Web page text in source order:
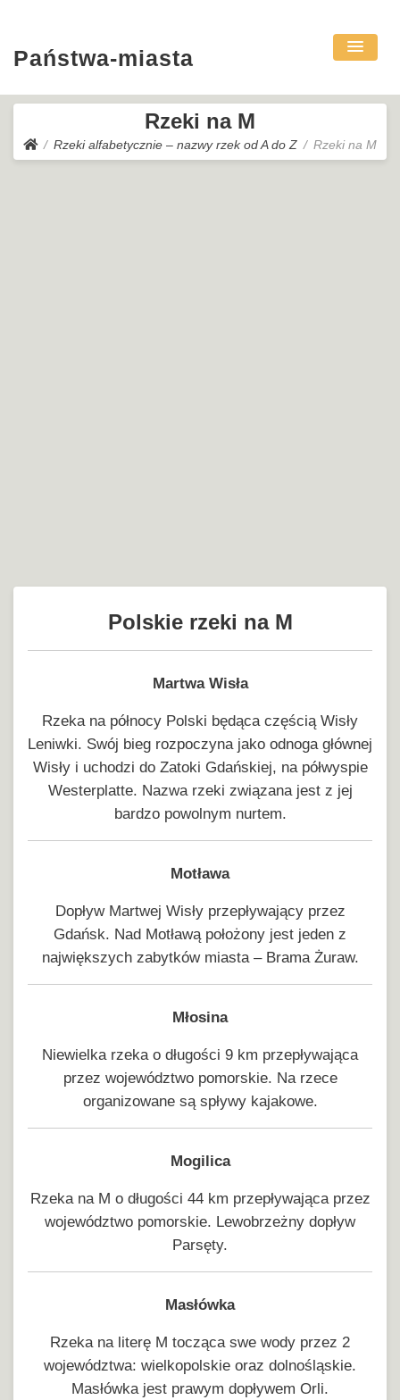
Państwa-miasta
Rzeki na M
Rzeki alfabetycznie – nazwy rzek od A do Z Rzeki na M
Polskie rzeki na M
Martwa Wisła
Rzeka na północy Polski będąca częścią Wisły
Leniwki. Swój bieg rozpoczyna jako odnoga głównej
Wisły i uchodzi do Zatoki Gdańskiej, na półwyspie
Westerplatte. Nazwa rzeki związana jest z jej
bardzo powolnym nurtem.
Motława
Dopływ Martwej Wisły przepływający przez
Gdańsk. Nad Motławą położony jest jeden z
największych zabytków miasta – Brama Żuraw.
Młosina
Niewielka rzeka o długości 9 km przepływająca
przez województwo pomorskie. Na rzece
organizowane są spływy kajakowe.
Mogilica
Rzeka na M o długości 44 km przepływająca przez
województwo pomorskie. Lewobrzeżny dopływ
Parsęty.
Masłówka
Rzeka na literę M tocząca swe wody przez 2
województwa: wielkopolskie oraz dolnośląskie.
Masłówka jest prawym dopływem Orli.